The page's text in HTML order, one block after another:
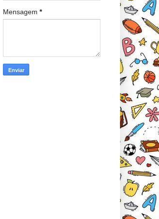
Mensagem *